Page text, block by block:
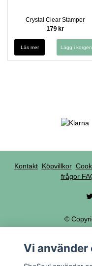
Crystal Clear Stamper
179 kr
Läs mer
Kontakt Köpvillkor
frågor
©
Vi använder